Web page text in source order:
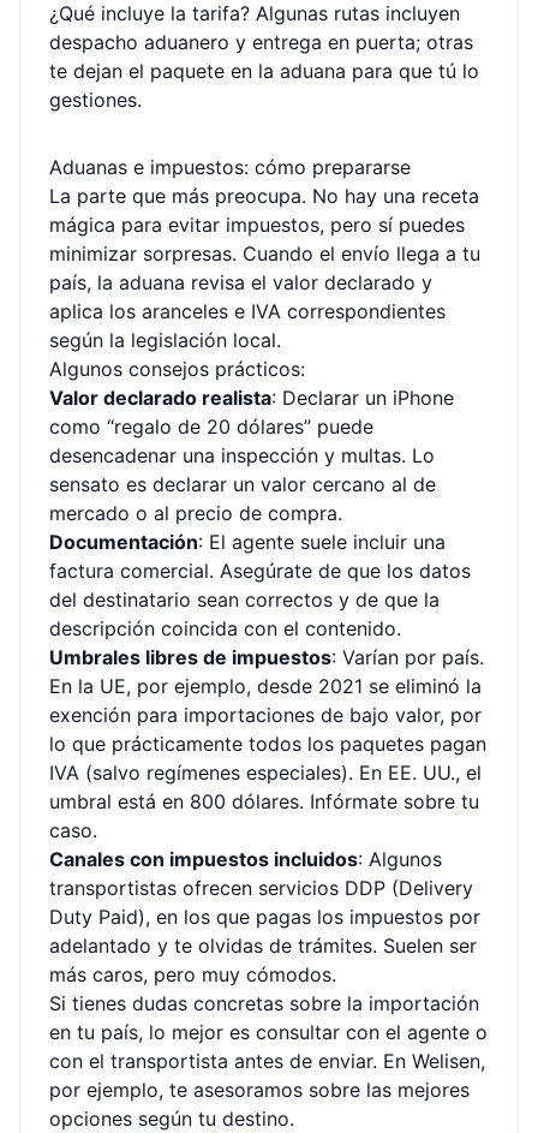
¿Qué incluye la tarifa? Algunas rutas incluyen
despacho aduanero y entrega en puerta; otras
te dejan el paquete en la aduana para que tú lo
gestiones.
Aduanas e impuestos: cómo prepararse
La parte que más preocupa. No hay una receta
mágica para evitar impuestos, pero sí puedes
minimizar sorpresas. Cuando el envío llega a tu
país, la aduana revisa el valor declarado y
aplica los aranceles e IVA correspondientes
según la legislación local.
Algunos consejos prácticos:
Valor declarado realista: Declarar un iPhone
como “regalo de 20 dólares” puede
desencadenar una inspección y multas. Lo
sensato es declarar un valor cercano al de
mercado o al precio de compra.
Documentación: El agente suele incluir una
factura comercial. Asegúrate de que los datos
del destinatario sean correctos y de que la
descripción coincida con el contenido.
Umbrales libres de impuestos: Varían por país.
En la UE, por ejemplo, desde 2021 se eliminó la
exención para importaciones de bajo valor, por
lo que prácticamente todos los paquetes pagan
IVA (salvo regímenes especiales). En EE. UU., el
umbral está en 800 dólares. Infórmate sobre tu
caso.
Canales con impuestos incluidos: Algunos
transportistas ofrecen servicios DDP (Delivery
Duty Paid), en los que pagas los impuestos por
adelantado y te olvidas de trámites. Suelen ser
más caros, pero muy cómodos.
Si tienes dudas concretas sobre la importación
en tu país, lo mejor es consultar con el agente o
con el transportista antes de enviar. En Welisen,
por ejemplo, te asesoramos sobre las mejores
opciones según tu destino.